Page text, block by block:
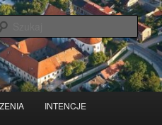
INTENCJE
Czytaj więcej odrzuć